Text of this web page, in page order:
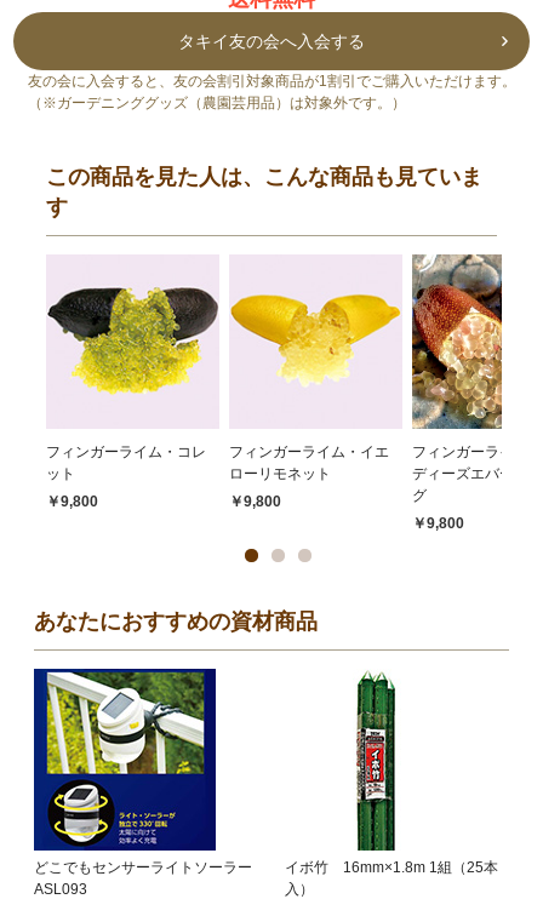
タキイ友の会へ入会する
友の会に入会すると、友の会割引対象商品が1割引でご購入いただけます。
（※ガーデニンググッズ（農園芸用品）は対象外です。）
この商品を見た人は、こんな商品も見ていま
す
フィンガーライム・コレ
ット
￥9,800
フィンガーライム・イエ
ローリモネット
￥9,800
フィンガーライム
ディーズエバーベ
グ
￥9,800
あなたにおすすめの資材商品
どこでもセンサーライトソーラー
ASL093
イボ竹 16mm×1.8m 1組（25本
入）